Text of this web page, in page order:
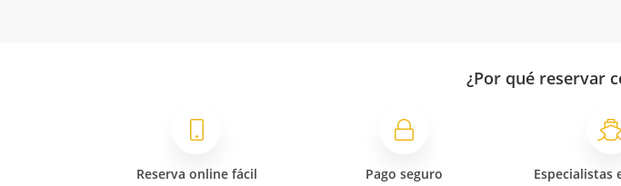
¿Por qué reservar
Reserva online fácil Pago seguro Especialistas